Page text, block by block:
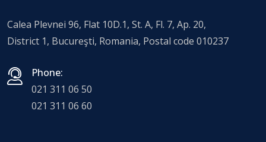
Calea Plevnei 96, Flat 10D.1, St. A, Fl. 7, Ap. 20,
District 1, Bucureşti, Romania, Postal code 010237
Phone:
021 311 06 50
021 311 06 60